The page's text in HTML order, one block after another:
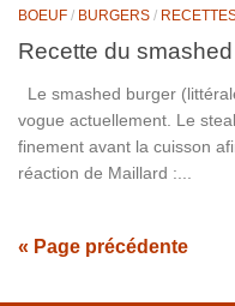
BOEUF / BURGERS /
Recette du
Le smashed burger
vogue actuellement. Le
finement avant la cuisson
réaction de Maillard :...
« Page précédente